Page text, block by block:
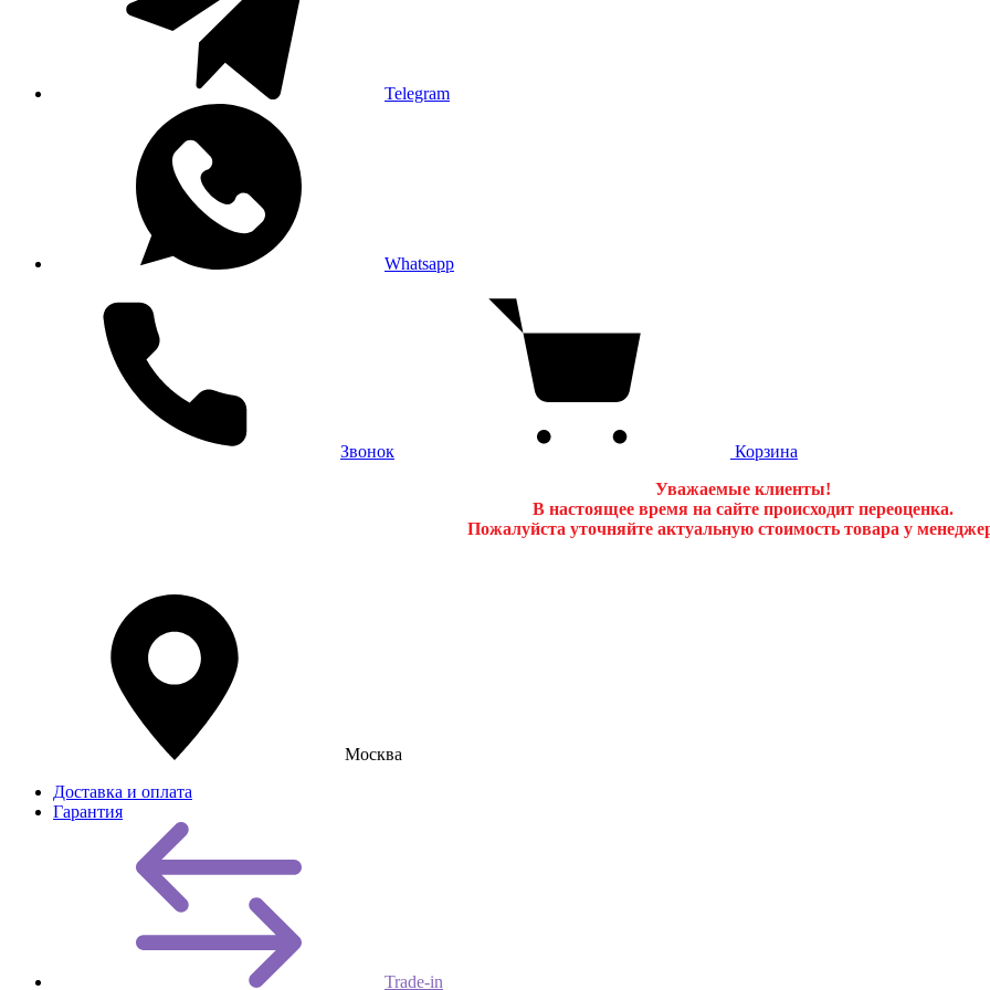
Telegram
Whatsapp
Звонок
Корзина
Уважаемые клиенты!
В настоящее время на сайте происходит переоценка.
Пожалуйста уточняйте актуальную стоимость товара у
Москва
Доставка и оплата
Гарантия
Trade-in